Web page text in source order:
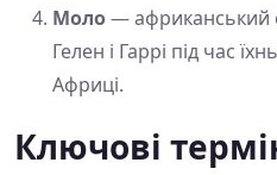
Моло— африканський
Гелен і Гаррі під час
Африці.
Ключові